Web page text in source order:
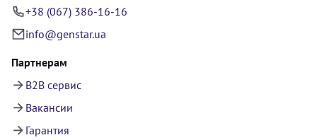
+38 (067) 386-16-16
info@genstar.ua
Партнерам
B2B сервис
Вакансии
Гарантия